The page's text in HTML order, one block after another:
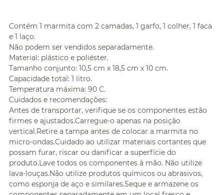
Contém 1 marmita com 2 camadas, 1 garfo, 1 colher, 1 faca
e 1 laço.
Não podem ser vendidos separadamente.
Material: plástico e poliéster.
Tamanho conjunto: 10,5 cm x 18,5 cm x 10 cm.
Capacidade total: 1 litro.
Temperatura máxima: 90 C.
Cuidados e recomendações:
Antes de transportar, verifique se os componentes estão
firmes e ajustados.Carregue-o apenas na posição
vertical.Retire a tampa antes de colocar a marmita no
micro-ondas.Cuidado ao utilizar materiais cortantes que
possam furar, riscar ou danificar a superfície do
produto.Lave todos os componentes à mão. Não utilize
lava-louças.Não utilize produtos químicos ou abrasivos,
como esponja de aço e similares.Seque e armazene os